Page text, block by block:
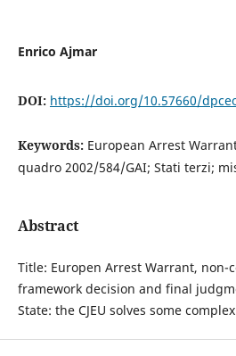
Enrico Ajmar
DOI: https://doi.org/10.57660/
Keywords: European Arrest
quadro 2002/584/GAI; Stati terzi;
Abstract
Title: Europen Arrest Warrant, non-
framework decision and final
State: the CJEU solves some